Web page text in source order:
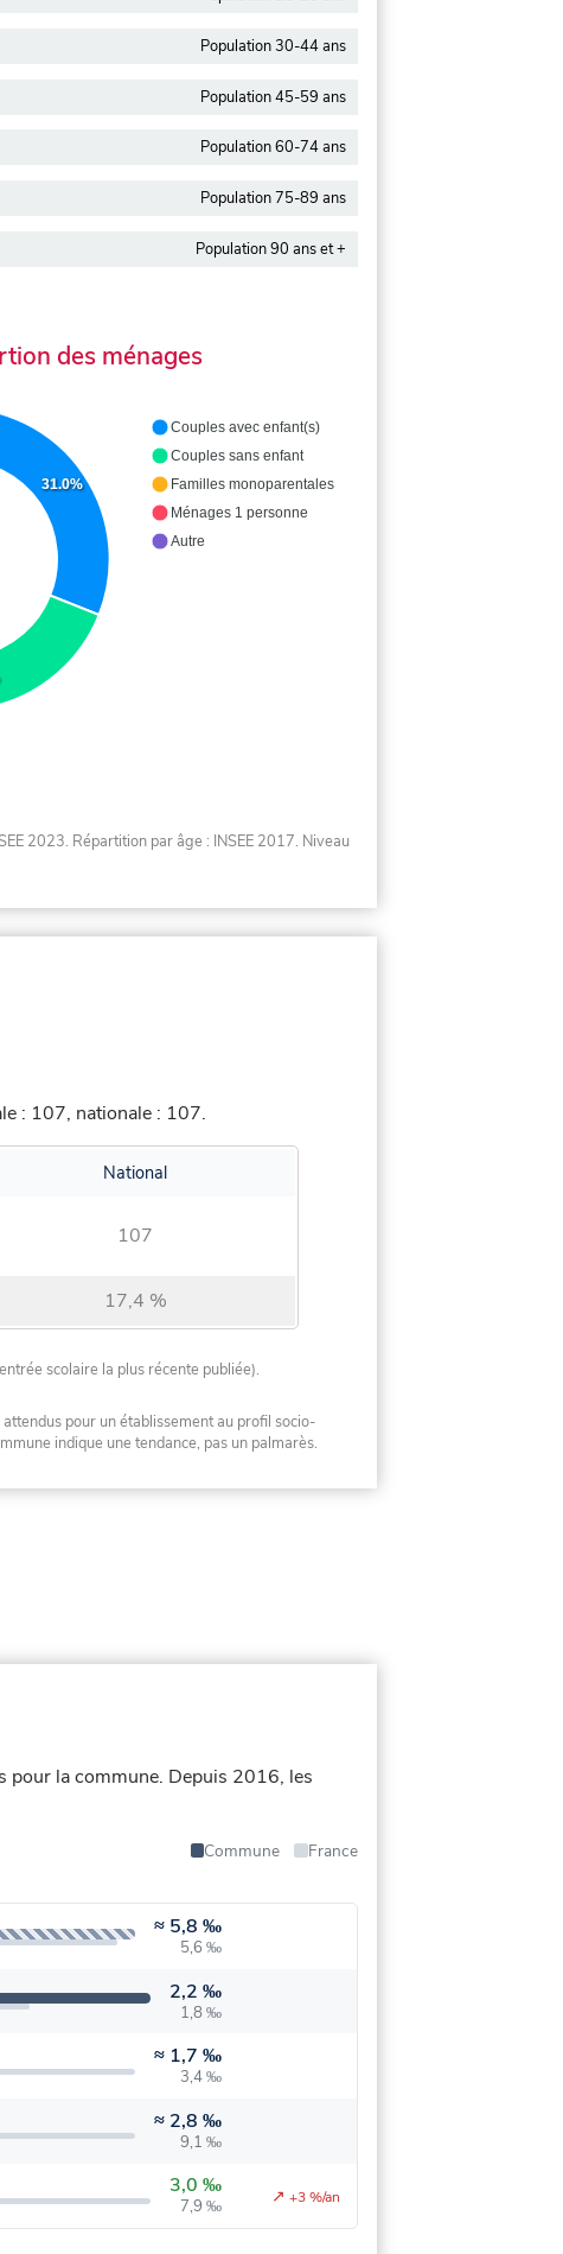
Population 30-44 ans
Population 45-59 ans
Population 60-74 ans
Population 75-89 ans
Population 90 ans et +
des ménages
31.0%
Couples avec enfant(s)
Couples sans enfant
Familles monoparentales
Ménages 1 personne
Autre
2023. Répartition par âge : INSEE 2017. Niveau
: 107, nationale : 107.
National
107
17,4 %
scolaire la plus récente publiée).
pour un établissement au profil socio-
indique une tendance, pas un palmarès.
pour la commune. Depuis 2016, les
Commune
France
≈ 5,8 ‰
5,6 ‰
2,2 ‰
1,8 ‰
≈ 1,7 ‰
3,4 ‰
≈ 2,8 ‰
9,1 ‰
3,0 ‰
7,9 ‰ ↗ +3 %/an